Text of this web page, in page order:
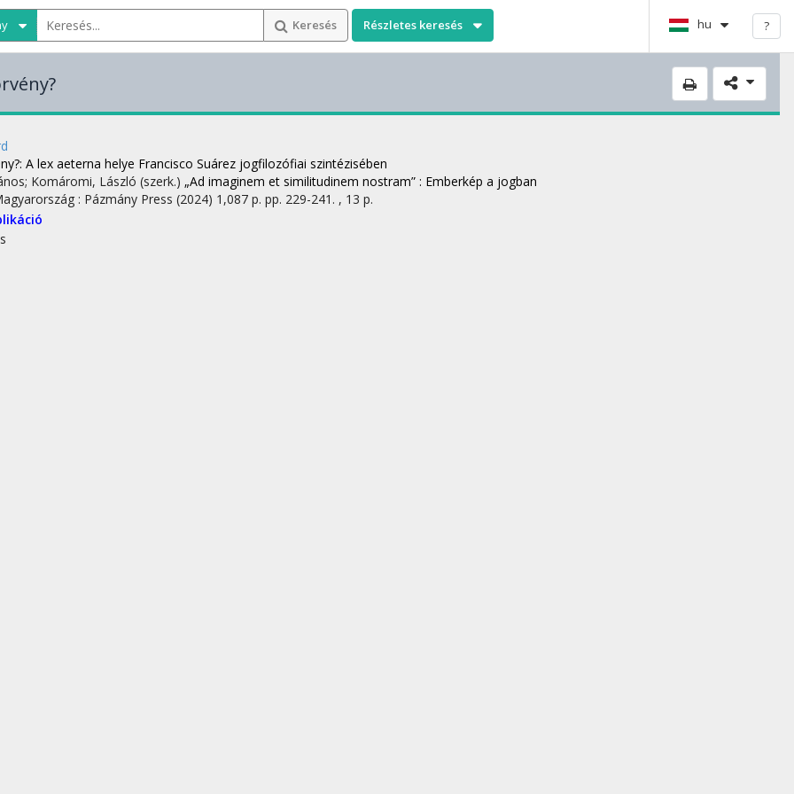
Keresés Részletes keresés hu ?
: A lex aeterna helye Francisco Suárez jogfilozófiai szintézisében
Komáromi, László (szerk.) „Ad imaginem et similitudinem nostram” : Emberkép a jogban
: Pázmány Press (2024) 1,087 p. pp. 229-241. , 13 p.